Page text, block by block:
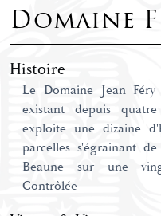
Domaine
Histoire
Le Domaine Jean
existant depuis
exploite une dizaine
parcelles s'égrainant
Beaune sur une
Contrôlée